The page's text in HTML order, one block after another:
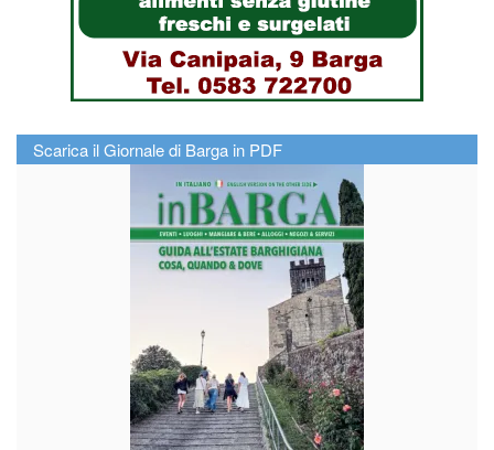
Scarica il Giornale di Barga in PDF